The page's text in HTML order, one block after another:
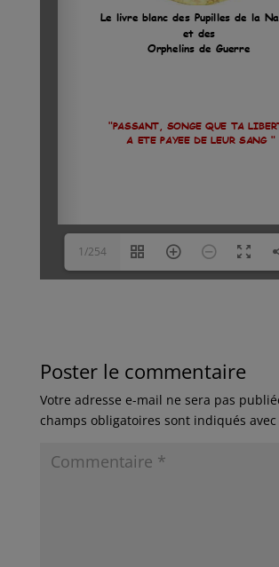
1/254
Poster le commentaire
Votre adresse e-mail ne sera pas
champs obligatoires sont indiqués avec